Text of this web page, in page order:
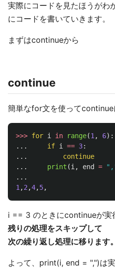
実際にコードを見たほうがわ
にコードを書いていきます。
まずはcontinueから
continue
簡単なfor文を使ってcontinue
>>> for i in range(1 , 6):
...
if i == 3:
...
continue
...
print (i , end = " ,
...
1 ,2 ,4,5,
i == 3 のときにcontinueが実
残りの処理をスキップして
次の繰り返し処理に移ります。
よって、print(i, end = ",")は